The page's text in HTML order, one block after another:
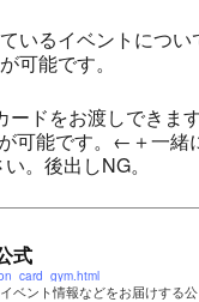
いるイベントにつ
可能です。
ドをお渡しできま
可能です。←＋一緒
。後出しNG。
式
ベント情報などをお届けする公